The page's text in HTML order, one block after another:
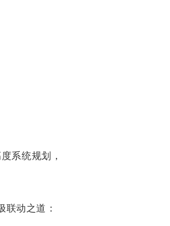
系统规划，
动之道：